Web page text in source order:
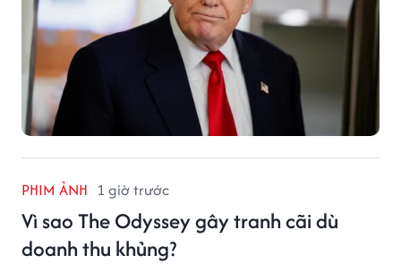
PHIM ẢNH 1 giờ trước
Vì sao The Odyssey gây tranh cãi dù
doanh thu khủng?